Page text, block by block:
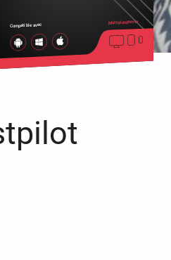
Compatible avec Multiplateforme